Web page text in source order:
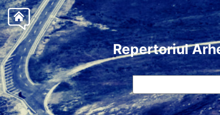
Repertoriul